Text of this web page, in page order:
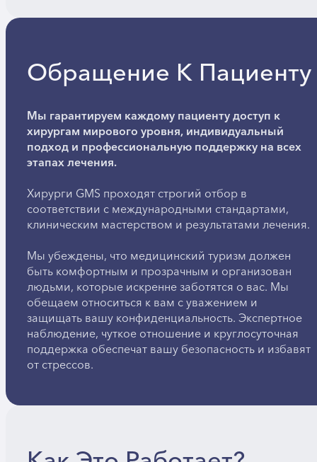
Обращение К Пациенту
Мы гарантируем каждому пациенту доступ к
хирургам мирового уровня, индивидуальный
подход и профессиональную поддержку на всех
этапах лечения.
Хирурги GMS проходят строгий отбор в
соответствии с международными стандартами,
клиническим мастерством и результатами лечения.
Мы убеждены, что медицинский туризм должен
быть комфортным и прозрачным и организован
людьми, которые искренне заботятся о вас. Мы
обещаем относиться к вам с уважением и
защищать вашу конфиденциальность. Экспертное
наблюдение, чуткое отношение и круглосуточная
поддержка обеспечат вашу безопасность и избавят
от стрессов.